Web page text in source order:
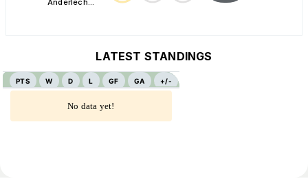
LATEST STANDINGS
PTS W D L GF GA +/-
No data yet!